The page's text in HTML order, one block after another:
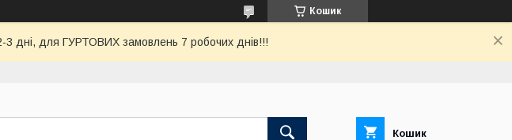
Кошик
3 дні, для ГУРТОВИХ замовлень 7 робочих днів!!!
Кошик